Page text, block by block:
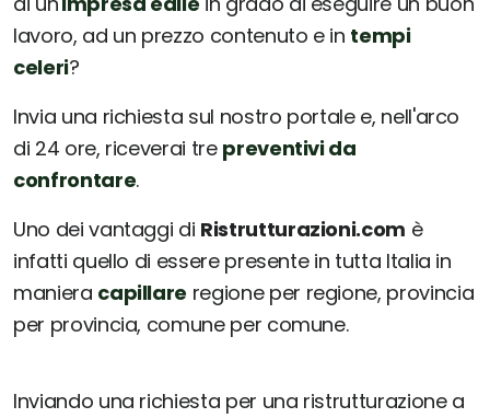
lavoro, ad un prezzo contenuto e in tempi
celeri?
Invia una richiesta sul nostro portale e, nell'arco
di 24 ore, riceverai tre preventivi da
confrontare.
Uno dei vantaggi di Ristrutturazioni.com è
infatti quello di essere presente in tutta Italia in
maniera capillare regione per regione, provincia
per provincia, comune per comune.
Inviando una richiesta per una ristrutturazione a